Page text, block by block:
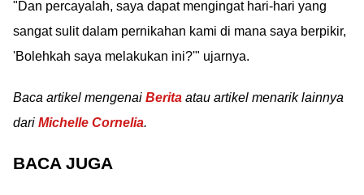
"Dan percayalah, saya dapat mengingat hari-hari yang
sangat sulit dalam pernikahan kami di mana saya berpikir,
'Bolehkah saya melakukan ini?'" ujarnya.
Baca artikel mengenai Berita atau artikel menarik lainnya
dari Michelle Cornelia.
BACA JUGA